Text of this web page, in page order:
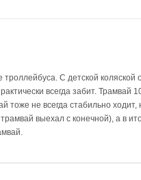
С детской коляской
всегда забит. Трамвай
тоже не всегда стабильно ходит,
выехал с конечной), а в